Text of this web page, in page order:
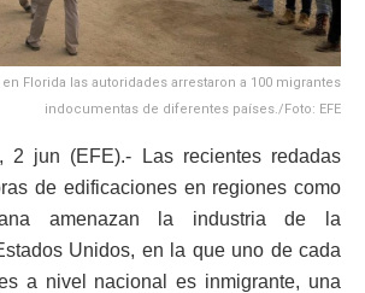
Florida las autoridades arrestaron a 100 migrantes
indocumentas de diferentes países./Foto: EFE
2 jun (EFE).- Las recientes redadas
de edificaciones en regiones como
amenazan la industria de la
Unidos, en la que uno de cada
a nivel nacional es inmigrante, una